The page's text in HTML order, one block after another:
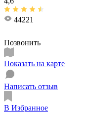
44221
Позвонить
Показать на карте
Написать отзыв
В Избранное